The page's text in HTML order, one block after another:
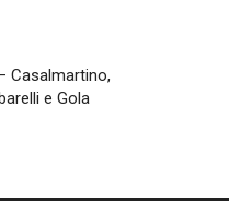
Casalmartino,
e Gola